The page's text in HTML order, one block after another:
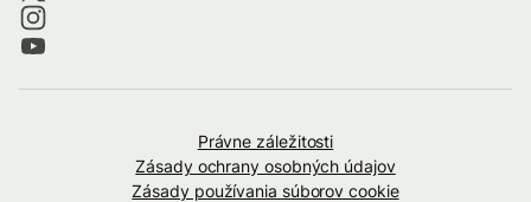
Právne záležitosti
Zásady ochrany osobných údajov
Zásady používania súborov cookie